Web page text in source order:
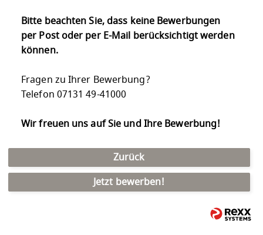
Bitte beachten Sie, dass keine Bewerbungen
per Post oder per E-Mail berücksichtigt werden
können.
Fragen zu Ihrer Bewerbung?
Telefon 07131 49-41000
Wir freuen uns auf Sie und Ihre Bewerbung!
Zurück
Jetzt bewerben!